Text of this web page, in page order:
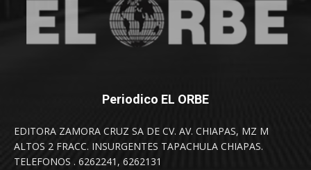
Periodico EL ORBE
EDITORA ZAMORA CRUZ SA DE CV. AV. CHIAPAS, MZ M
ALTOS 2 FRACC. INSURGENTES TAPACHULA CHIAPAS.
TELEFONOS . 6262241, 6262131